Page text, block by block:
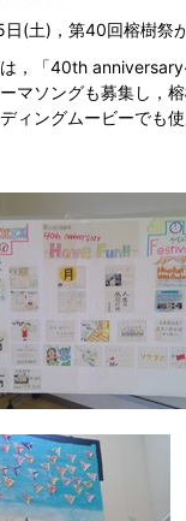
(土)，第40回榕樹祭
，「40th
マソングも募集し，
ィングムービーでも